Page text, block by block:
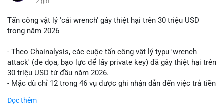
💬 DÒNG CHẢY TIN TỨC & TRUYỀN THÔNG: Tài chính Việt
Bắc', trong khi tin tức quốc tế nhấn mạnh việc Putin ký luật
crypto và sự kiện an ninh như hack Zeus Wallet. Trên Binance
Square, nhiều người chia sẻ chiến lược giao dịch như lệnh
Long $BTW hoặc cập nhật về sự kiện Alpha Trading
2 giờ
Tấn công vật lý 'cái wrench' gây thiệt hại trên 30 triệu USD
trong năm 2026
- Theo Chainalysis, các cuộc tấn công vật lý typu 'wrench
attack' (đe dọa, bạo lực để lấy private key) đã gây thiệt hại trên
30 triệu USD từ đầu năm 2026.
- Mặc dù chỉ 12 trong 46 vụ được ghi nhận dẫn đến việc trả tiền
gồm rò rỉ dữ liệu và đe dọa tới gia đình, bạn bè của người sở
Đọc thêm